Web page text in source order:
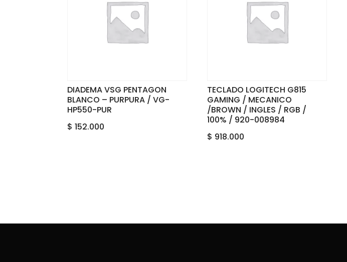
DIADEMA VSG PENTAGON
BLANCO – PURPURA / VG-
HP550-PUR
$ 152.000
TECLADO LOGITECH G815
GAMING / MECANICO
/BROWN / INGLES / RGB /
100% / 920-008984
$ 918.000